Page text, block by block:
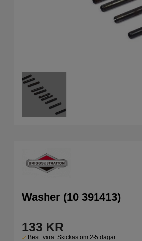
Washer (10 391413)
133 KR
Best. vara. Skickas om 2-5 dagar